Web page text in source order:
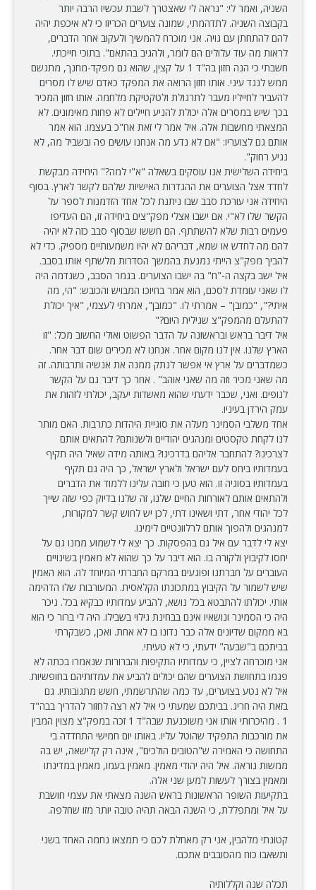
השניה, ואמר לי: "נראה לי שאצטרך לשבת עכשיו הרבה יותר
בקבוצה השניה. לתדהמתי, שמונה צוערים הכריזו כי לא איכפת יהיה
להם להתחתן עם גויה. אני מוכרח להמשיך ולעקוב אחר הדברים,
לראות מה עוד עלולים הם לומר, ולהגיב בהתאם". בתוכי חייכתי.
חשבתי כי הנה חזון בה"ד 1 על קצין, שהוא גם מפקד-מחנך, מתגשם
ממש לנגד עיני. אותו חזון הרואה את המפקד כאדם שיש לו מסרים
להעביר לחייליו מעבר לתרגולת ולטקטיקת מלחמה. אותו חזון המכיר
בכך שיש במסרים אלה יכולת להניע חיילים לא פחות מאימונים. לא
המצאתי מחשבות אלה. איל אמר לי זאת אח"כ בעצמו. הוא אמר
אותם גם לצועריו: "אם לא נדע מה אנחנו עושים פה ובשביל מה, לא
נגיע רחוק".
ביחידה השלישית אנו עוסקים בשאלה "א"י למה?" היחידה מבקשת
לחדד אצל הצוערים את ההגדרות האישיות שלהם לקשר לארץ. בסוף
היחידה אני עורכת סבב שבו ניתנת לכל אחד הזדמנות לספר על
הקשר שלו לא"י. אם ישבו אצלי מפק"צים ביחידה זו, הם העדיפו
פעמים רבות שלא להשתתף. הם חששו שבסוף סבב כזה לא יהיה
להם מה לחדש או שמא, דבריהם לא יהיו משמעותיים מספיק. כדי לא
להביך מפק"צ הייתי נמנעת בהמשך הסדרות מלשתף אותו בסבב.
איל ישב בקצה ה-"ח" בה ישבו הצוערים. בגמר הסבב, כשנדמה היה
לו שאני עומדת לסכם, הוא אמר בחיוכו המבויש והכובש: "הי, מה
איתי?", "כמובן" – אמרתי לו. "כמובן", אמרתי לעצמי, "איך יכולת
להתעלם מהמפק"צ שגילית היום?"
איל דיבר בראש ובראשונה על הדבר הפשוט ואולי החשוב מכל: "זו
הארץ שלנו. אין לנו מקום אחר. אנחנו לא מכירים שום דבר אחר.
כשמדברים על ארץ אי אפשר לנתק ממנה את אנשיה ותרבותה. זה
מה שאני מכיר וזה מה שאני אוהב" . אחר כך דיבר גם על הקשר
לנופים. ואני, שכבר ידעתי שהוא מאשדות יעקב, יכולתי לזהות את
עמק הירדן בעיניו.
אחד משלבי הסמינר מעלה את סוגיית היהדות כתרבות. האם מותר
לנו לקחת טקסטים ומנהגים יהודיים ולשנותם? להתאים אותם
לצרכינו? להתחבר אליהם בדרכינו? באותה מידה שאיל היה תקיף
בעמדותיו ביחס לעם ישראל ולארץ ישראל, כך היה גם תקיף
בעמדותיו בסוגיה זו. הוא טען כי חובה עלינו ללמוד את הדברים
ולהתאים אותם לאורחות החיים שלנו, זה שלנו בדיוק כפי שזה שייך
לכל יהודי אחר, דתי ושאינו דתי, לכן יש לחוש קשר למקורות,
למנהגים ולהפוך אותם לרלוונטיים לימינו.
יצא לי לדבר עם איל גם בהפסקות. כך יצא לי לשמוע ממנו גם על
יחסו לקיבוץ ולקורה בו. הוא דיבר על כך שהוא לא מאמין בשינויים
העוברים על חברתנו ופוגעים במרקם החברתי המיוחד לה. הוא האמין
שיש לשמור על הקיבוץ במתכונתו הקלאסית. המעורבות שלו הדהימה
אותי. יכולתו להתבטא בכל נושא, להביע עמדותיו כבקיא בכל. ניכר
היה כי הסמינר ונושאיו אינם בבחינת גילוי בשבילו. היה לי ברור כי הוא
בא ממקום שדיונים אלה כבר נדונו בו לא אחת. ואכן, כשבקרתי
בביתכם ב"שבעה" ידעתי, כי לא טעיתי.
אני מוכרחה לציין, כי עמדותיו התקיפות והברורות שנאמרו בכתה לא
פגמו בתחושת הצוערים שהם יכולים להביע את עמדותיהם בחופשיות.
איל לא נטע בצוערים, עד כמה שהתרשמתי, חשש מתגובותיו. גם
בזאת היה חריג. בביתכם שמעתי כי איל לא רצה לחזור להדריך בבה"ד
1 . מהיכרותי אותו אני משוכנעת שבה"ד 1 זכה במפק"צ מצוין המבין
את מורכבות התפקיד שהוטל עליו. באותו יום חמישי התחדדה בי
התחושה כי האמירה ש"הטובים הולכים", אינה רק קלישאה, יש בה
ממשות נוראה. איל היה יהודי מאמין. מאמין בעמו, מאמין במדינתו
ומאמין בצורך לעשות למען שני אלה.
בתקיעות השופר הראשונות בראש השנה מצאתי את עצמי חושבת
על איל ומתפללת, כי השנה הבאה תהיה טובה יותר מזו שחלפה.
קטונתי מלהבין, אני רק מאחלת לכם כי תמצאו נחמה האחד בשני
ותשאבו כוח מהסובבים אתכם.
תכלה שנה וקללותיה